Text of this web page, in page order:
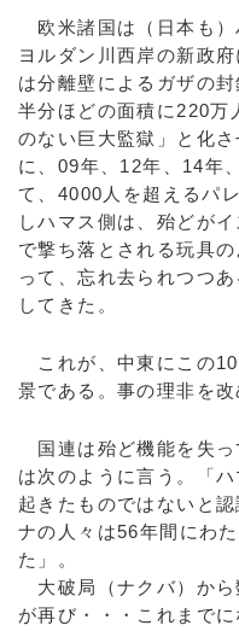
欧米諸国は（日本も）
ヨルダン川西岸の新政
は分離壁によるガザの
半分ほどの面積に220万
のない巨大監獄」と化
に、09年、12年、14年
て、4000人を超えるパ
しハマス側は、殆どが
で撃ち落とされる玩具
って、忘れ去られつつ
してきた。
これが、中東にこの
景である。事の理非を改
国連は殆ど機能を失っ
は次のように言う。「
起きたものではないと
ナの人々は56年間にわ
た」。
大破局（ナクバ）から
が再び・・・これまで